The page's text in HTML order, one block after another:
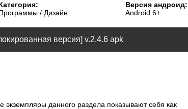
/ Дизайн
Версия андроид:
Android 6+
версия] v.2.4.6 apk
экземпляры данного раздела показывают себя как